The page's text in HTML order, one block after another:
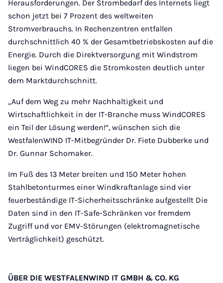
Herausforderungen. Der Strombedarf des Internets liegt
schon jetzt bei 7 Prozent des weltweiten
Stromverbrauchs. In Rechenzentren entfallen
durchschnittlich 40 % der Gesamtbetriebskosten auf die
Energie. Durch die Direktversorgung mit Windstrom
liegen bei WindCORES die Stromkosten deutlich unter
dem Marktdurchschnitt.
„Auf dem Weg zu mehr Nachhaltigkeit und
Wirtschaftlichkeit in der IT-Branche muss WindCORES
ein Teil der Lösung werden!“, wünschen sich die
WestfalenWIND IT-Mitbegründer Dr. Fiete Dubberke und
Dr. Gunnar Schomaker.
Im Fuß des 13 Meter breiten und 150 Meter hohen
Stahlbetonturmes einer Windkraftanlage sind vier
feuerbeständige IT-Sicherheitsschränke aufgestellt Die
Daten sind in den IT-Safe-Schränken vor fremdem
Zugriff und vor EMV-Störungen (elektromagnetische
Verträglichkeit) geschützt.
ÜBER DIE WESTFALENWIND IT GMBH & CO. KG